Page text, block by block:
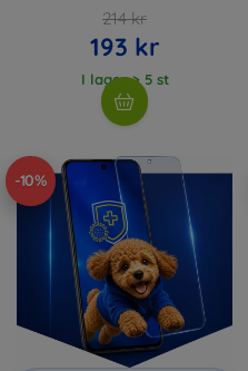
214 kr
193 kr
I lager > 5 st
-10%